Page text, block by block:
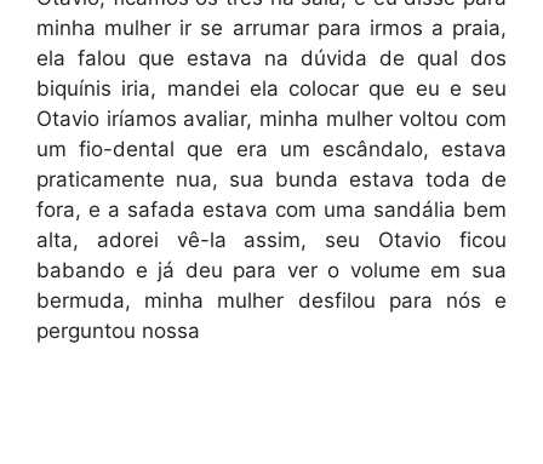
minha mulher ir se arrumar para irmos a praia,
ela falou que estava na dúvida de qual dos
biquínis iria, mandei ela colocar que eu e seu
Otavio iríamos avaliar, minha mulher voltou com
um fio-dental que era um escândalo, estava
praticamente nua, sua bunda estava toda de
fora, e a safada estava com uma sandália bem
alta, adorei vê-la assim, seu Otavio ficou
babando e já deu para ver o volume em sua
bermuda, minha mulher desfilou para nós e
perguntou nossa